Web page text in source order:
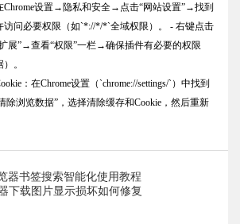
Chrome设置→隐私和安全→点击“网站设置”→找到
问必要权限（如`*://*/*`全域权限）。 - 右键点击
展”→查看“权限”一栏→确保插件有必要的权限
。
：在Chrome设置（`chrome://settings/`）中找到
除浏览数据”，选择清除缓存和Cookie，然后重新
器书签搜索智能化使用教程
下载图片显示损坏如何修复